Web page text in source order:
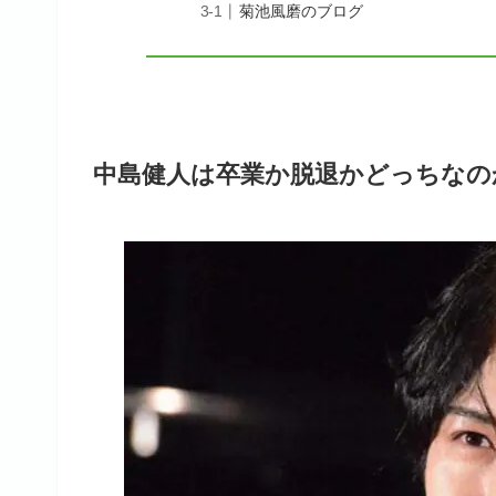
菊池風磨のブログ
中島健人は卒業か脱退かどっちな